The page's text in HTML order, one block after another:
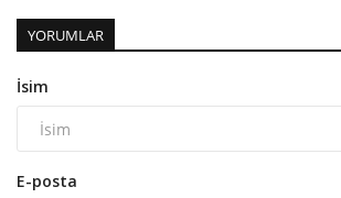
YORUMLAR
İsim
E-posta